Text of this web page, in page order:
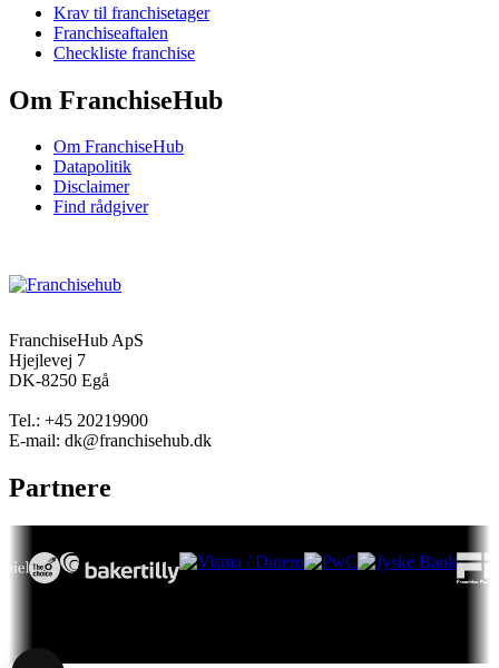
Krav til franchisetager
Franchiseaftalen
Checkliste franchise
Om FranchiseHub
Om FranchiseHub
Datapolitik
Disclaimer
Find rådgiver
FranchiseHub ApS
Hjejlevej 7
DK-8250 Egå
Tel.: +45 20219900
E-mail: dk@franchisehub.dk
Partnere